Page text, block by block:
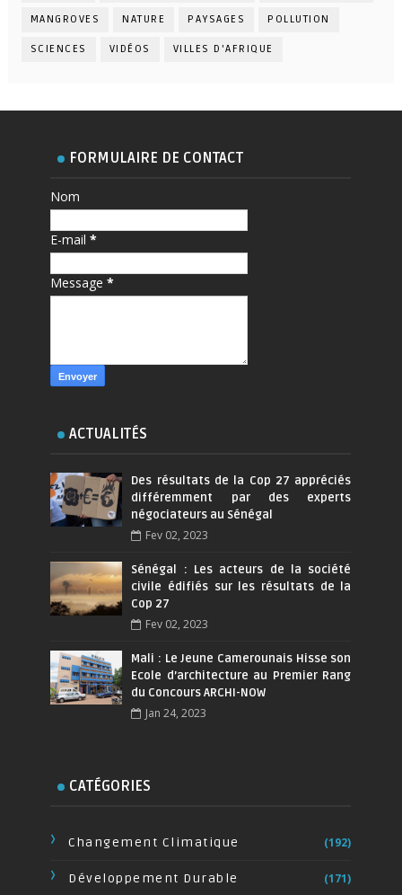
MANGROVES NATURE PAYSAGES POLLUTION
SCIENCES VIDÉOS VILLES D'AFRIQUE
FORMULAIRE DE CONTACT
Nom
E-mail*
Message*
ACTUALITÉS
Des résultats de la Cop 27 appréciés
différemment par des experts
négociateurs au Sénégal
Fev 02, 2023
Sénégal : Les acteurs de la société
civile édifiés sur les résultats de la
Cop 27
Fev 02, 2023
Mali : Le Jeune Camerounais Hisse son
Ecole d’architecture au Premier Rang
du Concours ARCHI-NOW
Jan 24, 2023
CATÉGORIES
Changement Climatique (192)
Développement Durable (171)